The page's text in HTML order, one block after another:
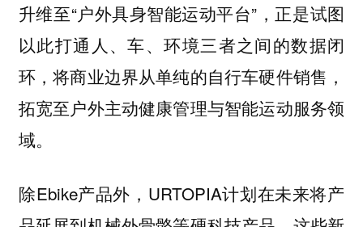
升维至“户外具身智能运动平台”，正是试图
以此打通人、车、环境三者之间的数据闭
环，将商业边界从单纯的自行车硬件销售，
拓宽至户外主动健康管理与智能运动服务领
域。
除Ebike产品外，URTOPIA计划在未来将产